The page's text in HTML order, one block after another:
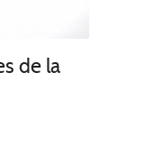
de la